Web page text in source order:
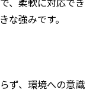
な強みです。
ず、環境への意識